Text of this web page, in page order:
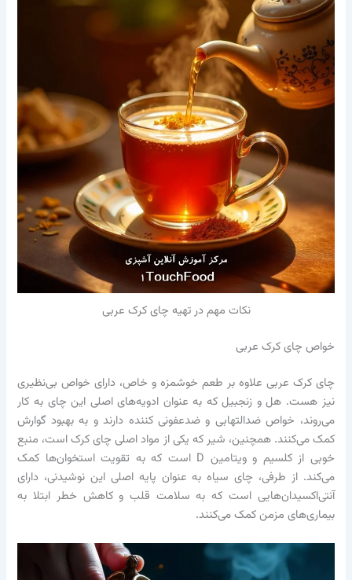
نکات مهم در تهیه چای کرک عربی
خواص چای کرک عربی
چای کرک عربی علاوه بر طعم خوشمزه و خاص، دارای خواص بی‌نظیری
نیز هست. هل و زنجبیل که به عنوان ادویه‌های اصلی این چای به کار
می‌روند، خواص ضدالتهابی و ضدعفونی کننده دارند و به بهبود گوارش
کمک می‌کنند. همچنین، شیر که یکی از مواد اصلی چای کرک است، منبع
خوبی از کلسیم و ویتامین D است که به تقویت استخوان‌ها کمک
می‌کند. از طرفی، چای سیاه به عنوان پایه اصلی این نوشیدنی، دارای
آنتی‌اکسیدان‌هایی است که به سلامت قلب و کاهش خطر ابتلا به
بیماری‌های مزمن کمک می‌کنند.